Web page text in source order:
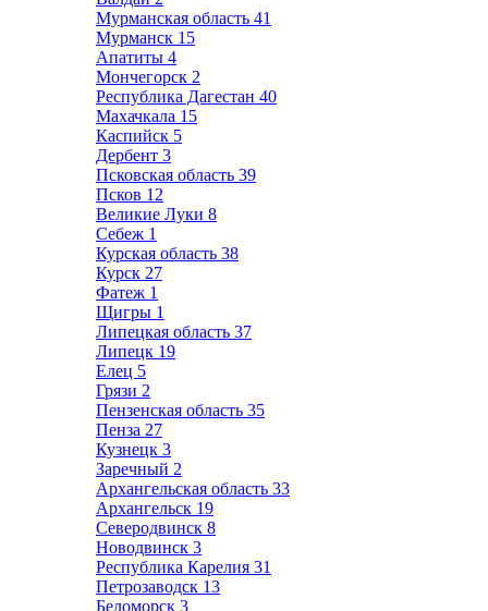
Мурманская область 41
Мурманск 15
Апатиты 4
Мончегорск 2
Республика Дагестан 40
Махачкала 15
Каспийск 5
Дербент 3
Псковская область 39
Псков 12
Великие Луки 8
Себеж 1
Курская область 38
Курск 27
Фатеж 1
Щигры 1
Липецкая область 37
Липецк 19
Елец 5
Грязи 2
Пензенская область 35
Пенза 27
Кузнецк 3
Заречный 2
Архангельская область 33
Архангельск 19
Северодвинск 8
Новодвинск 3
Республика Карелия 31
Петрозаводск 13
Беломорск 3